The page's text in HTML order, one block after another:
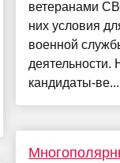
ветеранами
них условия
военной
деятельности.
кандидаты-ве...